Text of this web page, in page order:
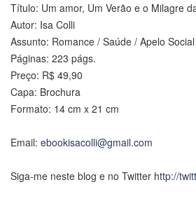
Título: Um amor, Um Verão e o Milagre
Autor: Isa Colli
Assunto: Romance / Saúde / Apelo Social
Páginas: 223 págs.
Preço: R$ 49,90
Capa: Brochura
Formato: 14 cm x 21 cm
Email: ebookisacolli@gmail.com
Siga-me neste blog e no Twitter http://